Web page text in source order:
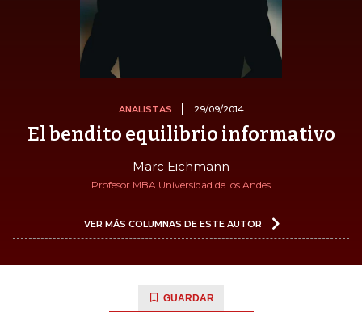
ANALISTAS 29/09/2014
El bendito equilibrio informativo
Marc Eichmann
Profesor MBA Universidad de los Andes
VER MÁS COLUMNAS DE ESTE AUTOR
GUARDAR